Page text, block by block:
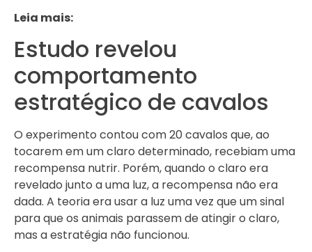
Leia mais:
Estudo revelou
comportamento
estratégico de cavalos
O experimento contou com 20 cavalos que, ao
tocarem em um claro determinado, recebiam uma
recompensa nutrir. Porém, quando o claro era
revelado junto a uma luz, a recompensa não era
dada. A teoria era usar a luz uma vez que um sinal
para que os animais parassem de atingir o claro,
mas a estratégia não funcionou.